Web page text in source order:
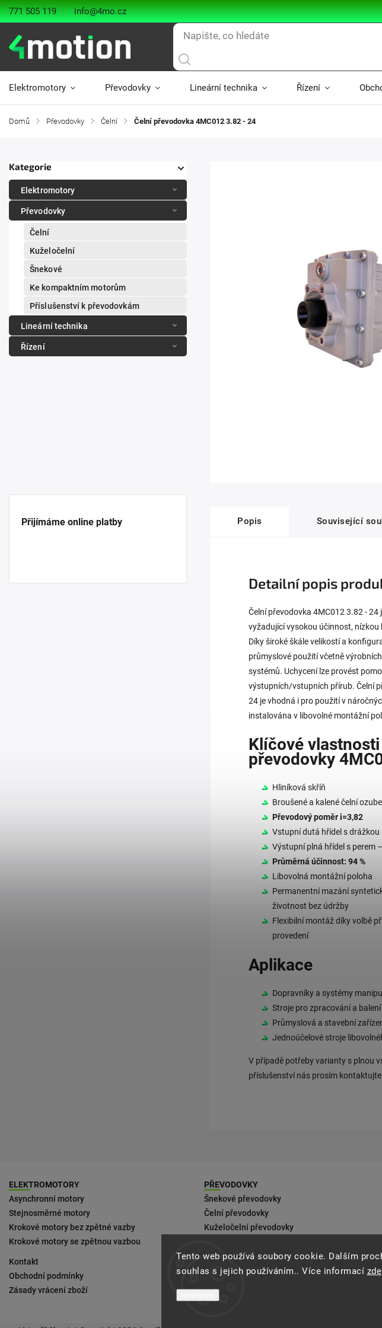
Tento web používá soubory cookie. Dalším
souhlas s jejich používáním.. Více informací zde
771 505 119 info@4mo.cz
Elektromotory Převodovky Lineární technika Řízení
Domů / Převodovky / Čelní / Čelní převodovka 4MC012 3.82 - 24
Kategorie
Elektromotory
Převodovky
Čelní
Kuželočelní
Šnekové
Ke kompaktním motorům
Příslušenství k převodovkám
Lineární technika
Řízení
Přijímáme online platby Popis Související
Detailní popis
Čelní převodovka 4MC012 3.82 - 24
vyžadující vysokou účinnost,
Díky široké škále velikostí a
průmyslové použití včetně
systémů. Uchycení lze provést
výstupních/vstupních přírub. Čelní
24 je vhodná i pro použití v
instalována v libovolné montážní
Klíčové
převodovky
Hliníková skříň
Broušené a kalené čelní
Převodový poměr i=3,82
Vstupní dutá hřídel s
Výstupní plná hřídel s perem
Průměrná účinnost: 94 %
Libovolná montážní poloha
Permanentní mazání
životnost bez údržby
Flexibilní montáž díky volbě
provedení
Aplikace
Dopravníky a systémy
Stroje pro zpracování a
Průmyslová a stavební
Jednoúčelové stroje
V případě potřeby varianty s plnou
příslušenství nás prosím kontaktujte.
ELEKTROMOTORY
Asynchronní motory
Stejnosměrné motory
Krokové motory bez zpětné vazby
Krokové motory se zpětnou vazbou
PŘEVODOVKY
Šnekové převodovky
Čelní převodovky
Kuželočelní převodovky
Kontakt
Obchodní podmínky
Zásady vrácení zboží
Podmínky doručení